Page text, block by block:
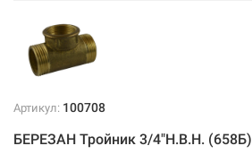
Артикул: 100708
БЕРЕЗАН Тройник 3/4"Н.В.Н. (658Б)